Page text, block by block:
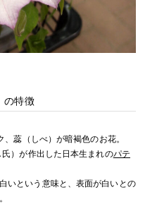
の特徴
蕊（しべ）が暗褐色のお花。
）が作出した日本生まれのパテ
いという意味と、表面が白いとの